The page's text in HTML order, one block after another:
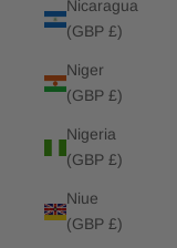
Nicaragua
(GBP £)
Niger
(GBP £)
Nigeria
(GBP £)
Niue
(GBP £)